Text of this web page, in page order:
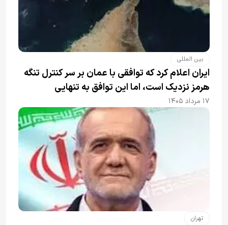
بین المللی
ایران اعلام کرد که توافقی با عمان بر سر کنترل تنگه
هرمز نزدیک است، اما این توافق به تنهایی
نمی‌تواند آبراه را آزاد کند
۱۷ مرداد ۱۴۰۵
تهران